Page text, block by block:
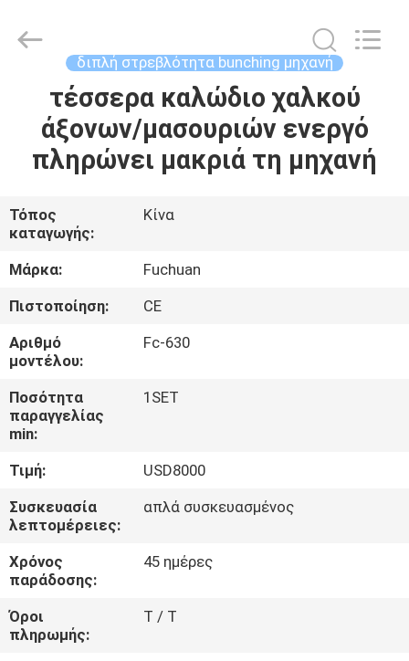
ΣΠΊΤΙ
ΠΡΟΪΌΝΤΑ
ΒΊΝΤΕΟ
ΕΜΦΆΝΙΣΗ
VR
ΣΧΕΤΙΚΆ
ΜΕ
ΕΜΆΣ
ΕΠΙΣΚΈΨΕΙΣ
ΣΤΟ
ΕΡΓΟΣΤΆΣΙΟ
ΈΛΕΓΧΟΣ
ΠΟΙΌΤΗΤΑΣ
and
Mechanical
διπλή στρεβλότητα bunching μηχανή
τέσσερα καλώδιο χαλκού
άξονων/μασουριών ενεργό
πληρώνει μακριά τη μηχανή
Τόπος
καταγωγής:
Κίνα
Μάρκα:
Fuchuan
Πιστοποίηση:
CE
Αριθμό
μοντέλου:
Fc-630
Ποσότητα
παραγγελίας
min:
1SET
Τιμή:
USD8000
Συσκευασία
λεπτομέρειες:
απλά συσκευασμένος
Χρόνος
παράδοσης:
45 ημέρες
Όροι
πληρωμής:
T / T